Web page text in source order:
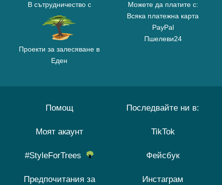
В сътрудничество с
Проекти за залесяване в
Еден
Можете да платите с:
Всяка платежна карта
PayPal
Пшелеви24
Помощ
Моят акаунт
#StyleForTrees
Предпочитания за
Последвайте ни в:
TikTok
Фейсбук
Инстаграм